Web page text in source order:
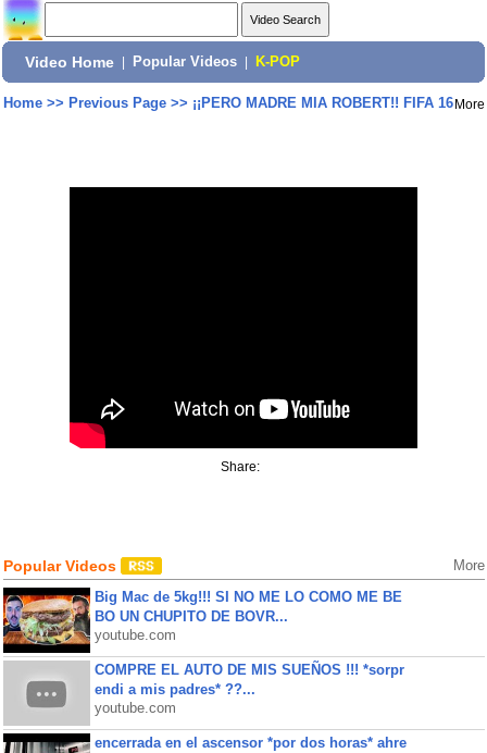
Video Home Popular Videos K-POP
Home>> Previous Page>> ¡¡PERO MADRE MIA ROBERT!! FIFA 16 More
Share:
Popular Videos More
Big Mac de 5kg!!! SI NO ME LO COMO ME BE
BO UN CHUPITO DE BOVR...
youtube.com
COMPRE EL AUTO DE MIS SUEÑOS !!! *sorpr
endi a mis padres* ??...
youtube.com
encerrada en el ascensor *por dos horas* ahre